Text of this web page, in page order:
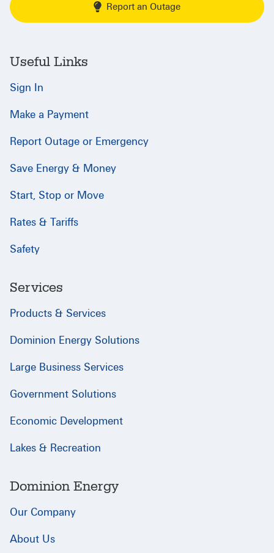
Report an Outage
Useful Links
Sign In
Make a Payment
Report Outage or Emergency
Save Energy & Money
Start, Stop or Move
Rates & Tariffs
Safety
Services
Products & Services
Dominion Energy Solutions
Large Business Services
Government Solutions
Economic Development
Lakes & Recreation
Dominion Energy
Our Company
About Us